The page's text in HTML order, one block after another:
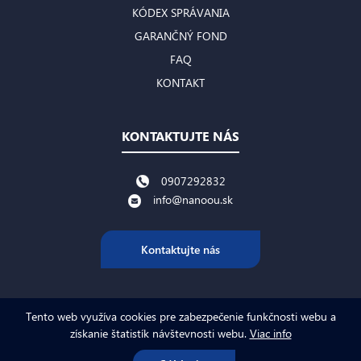
KÓDEX SPRÁVANIA
GARANČNÝ FOND
FAQ
KONTAKT
KONTAKTUJTE NÁS
0907292832
info@nanoou.sk
Kontaktujte nás
Tento web využíva cookies pre zabezpečenie funkčnosti webu a
získanie štatistík návštevnosti webu. Viac info